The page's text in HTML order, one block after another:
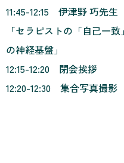
11:45-12:15 伊津野 巧先生
「セラピストの「自己一
の神経基盤」
12:15-12:20 閉会挨拶
12:20-12:30 集合写真撮影